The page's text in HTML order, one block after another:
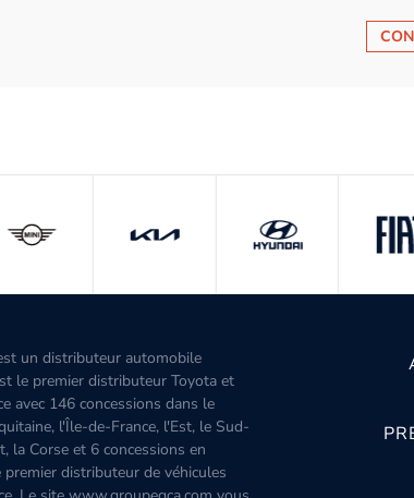
un distributeur automobile
le premier distributeur Toyota et
avec 146 concessions dans le
l'Île-de-France, l'Est, le Sud-
la Corse et 6 concessions en
premier distributeur de véhicules